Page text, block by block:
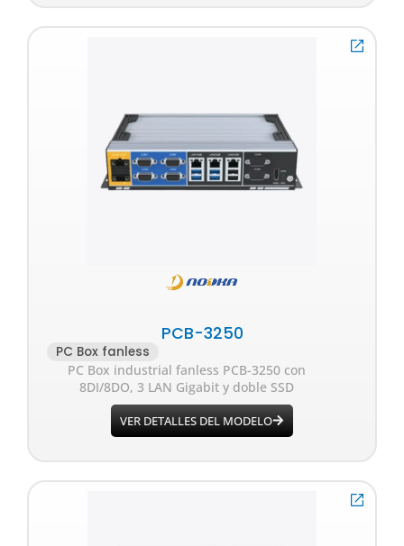
PCB-3250
PC Box fanless
PC Box industrial fanless PCB-3250 con
8DI/8DO, 3 LAN Gigabit y doble SSD
VER DETALLES DEL MODELO